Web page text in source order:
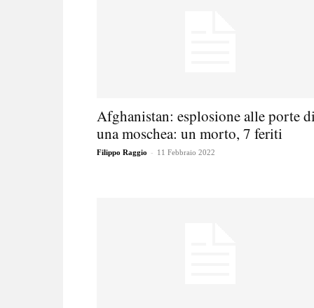
Afghanistan: esplosione alle porte
una moschea: un morto, 7 feriti
Filippo Raggio - 11 Febbraio 2022